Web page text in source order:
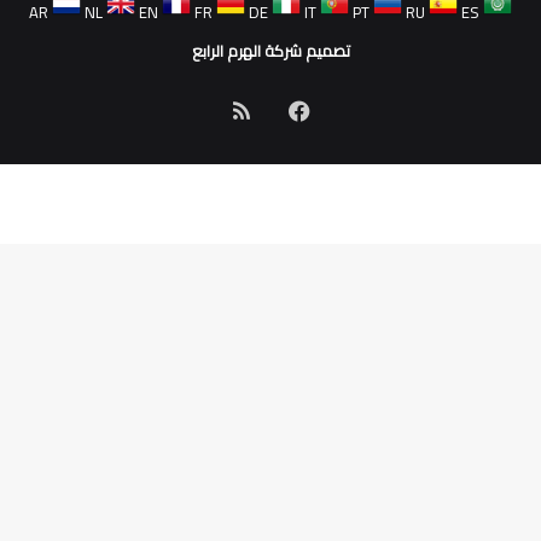
AR
NL EN FR DE IT PT RU
ES
تصميم شركة الهرم الرابع
فيسبوك
الموقع